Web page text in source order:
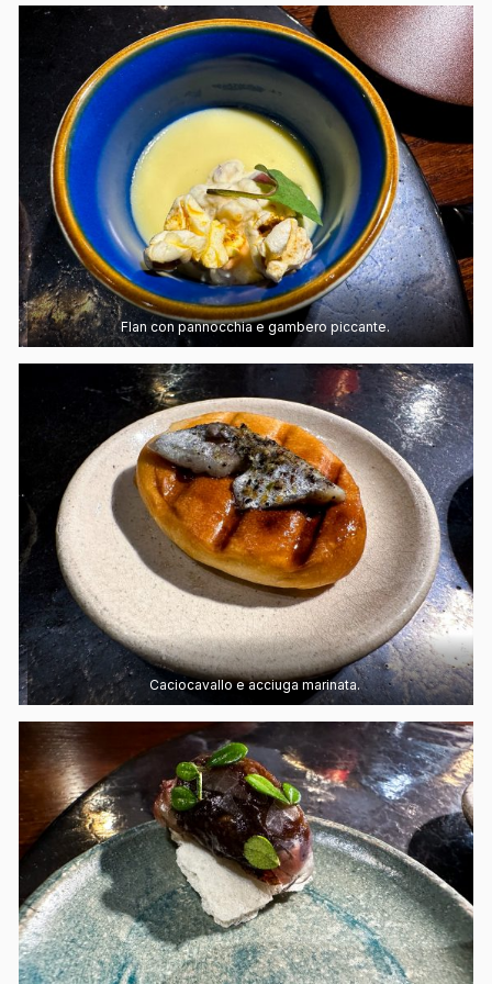
Flan con pannocchia e gambero piccante.
Caciocavallo e acciuga marinata.